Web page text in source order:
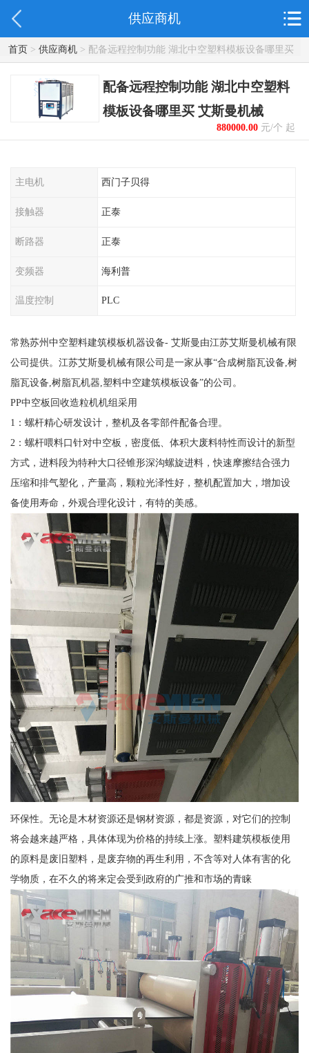
供应商机
首页> 供应商机> 配备远程控制功能 湖北中空塑料模板设备哪里买
艾斯曼机械
配备远程控制功能 湖北中空塑料
模板设备哪里买 艾斯曼机械
880000.00元/个 起
主电机 西门子贝得
接触器 正泰
断路器 正泰
变频器 海利普
温度控制 PLC
常熟苏州中空塑料建筑模板机器设备- 艾斯曼由江苏艾斯曼机械有限
公司提供。江苏艾斯曼机械有限公司是一家从事“合成树脂瓦设备,树
脂瓦设备,树脂瓦机器,塑料中空建筑模板设备”的公司。
PP中空板回收造粒机机组采用
1：螺杆精心研发设计，整机及各零部件配备合理。
2：螺杆喂料口针对中空板，密度低、体积大废料特性而设计的新型
方式，进料段为特种大口径锥形深沟螺旋进料，快速摩擦结合强力
压缩和排气塑化，产量高，颗粒光泽性好，整机配置加大，增加设
备使用寿命，外观合理化设计，有特的美感。
环保性。无论是木材资源还是钢材资源，都是资源，对它们的控制
将会越来越严格，具体体现为价格的持续上涨。塑料建筑模板使用
的原料是废旧塑料，是废弃物的再生利用，不含等对人体有害的化
学物质，在不久的将来定会受到政府的广推和市场的青睐